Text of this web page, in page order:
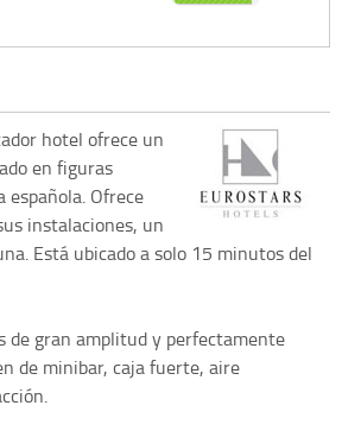
hotel ofrece un
en figuras
Ofrece
instalaciones, un
Está ubicado a solo 15 minutos del
de gran amplitud y perfectamente
de minibar, caja fuerte, aire